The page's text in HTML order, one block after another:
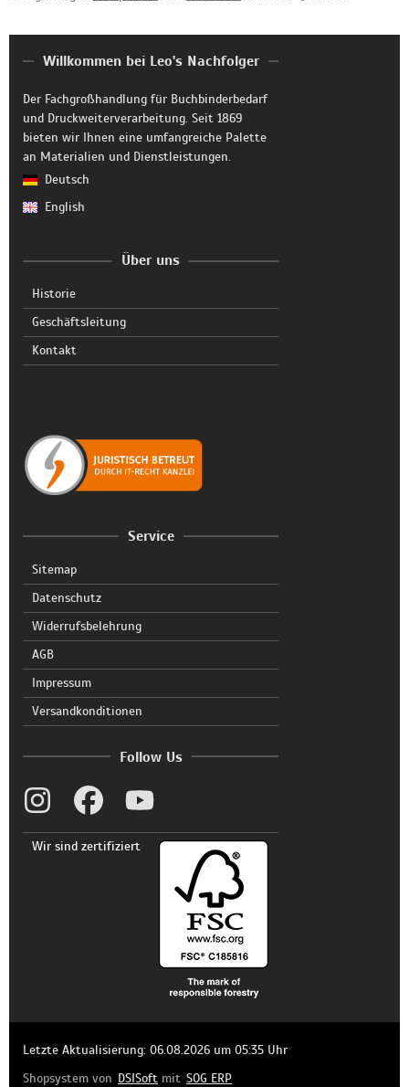
Willkommen bei Leo's Nachfolger
Der Fachgroßhandlung für Buchbinderbedarf
und Druckweiterverarbeitung. Seit 1869
bieten wir Ihnen eine umfangreiche Palette
an Materialien und Dienstleistungen.
Deutsch
English
Über uns
Historie
Geschäftsleitung
Kontakt
Service
Sitemap
Datenschutz
Widerrufsbelehrung
AGB
Impressum
Versandkonditionen
Follow Us
Wir sind zertifiziert
Letzte Aktualisierung: 06.08.2026 um 05:35 Uhr
Shopsystem von DSISoft mit SOG ERP